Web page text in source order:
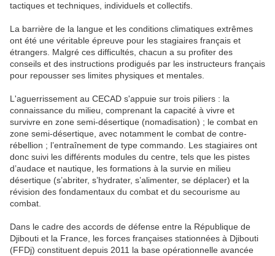
tactiques et techniques, individuels et collectifs.
La barrière de la langue et les conditions climatiques extrêmes
ont été une véritable épreuve pour les stagiaires français et
étrangers. Malgré ces difficultés, chacun a su profiter des
conseils et des instructions prodigués par les instructeurs français
pour repousser ses limites physiques et mentales.
L'aguerrissement au CECAD s'appuie sur trois piliers : la
connaissance du milieu, comprenant la capacité à vivre et
survivre en zone semi-désertique (nomadisation) ; le combat en
zone semi-désertique, avec notamment le combat de contre-
rébellion ; l’entraînement de type commando. Les stagiaires ont
donc suivi les différents modules du centre, tels que les pistes
d’audace et nautique, les formations à la survie en milieu
désertique (s’abriter, s’hydrater, s’alimenter, se déplacer) et la
révision des fondamentaux du combat et du secourisme au
combat.
Dans le cadre des accords de défense entre la République de
Djibouti et la France, les forces françaises stationnées à Djibouti
(FFDj) constituent depuis 2011 la base opérationnelle avancée